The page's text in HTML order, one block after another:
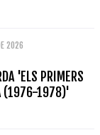
2026
'ELS PRIMERS
(1976-1978)'